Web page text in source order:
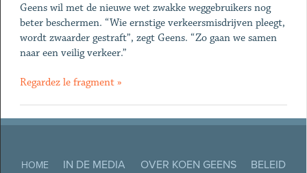
Geens wil met de nieuwe wet zwakke weggebruikers nog
beter beschermen. “Wie ernstige verkeersmisdrijven pleegt,
wordt zwaarder gestraft”, zegt Geens. “Zo gaan we samen
naar een veilig verkeer.”
Regardez le fragment »
HOME IN DE MEDIA OVER KOEN GEENS
BELEID